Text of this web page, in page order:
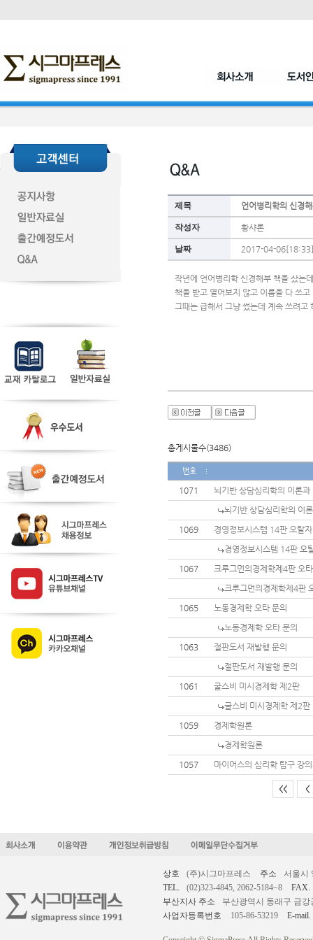
제목 언어병리학의 신경
작성자 황샤론
날짜 2017-04-06[18:33]
작년에 언어병리학 신경해부 책을 샀는
책을 받고 열어보지 않고 이름을 다 쓰
그때는 급해서 그냥 썼는데 계속 쓰려
총게시물수(3486)
번호
1071
뇌기반 상담심리학의 이론
뇌기반 상담심리학의 이
1069
경영정보시스템 14판 오탈자
경영정보시스템 14판 오
1067
크루그먼의경제학제4판 오
크루그먼의경제학제4판
1065
노동경제학 오타 문의
노동경제학 오타 문의
1063
절판도서 재발행 문의
절판도서 재발행 문의
1061
굴스비 미시경제학 제2판
굴스비 미시경제학 제2판
1059
경제학원론
경제학원론
1057
마이어스의 심리학 탐구 강
<< <
상호 (주)시그마프레스 주소
서울시
TEL.
(02)323-4845, 2062-5184~8
FAX.
부산지사 주소
부산광역시 동래구 금강
사업자등록번호
105-86-53219 E-mail.